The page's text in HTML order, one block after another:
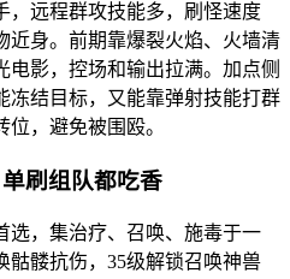
，远程群攻技能多，刷怪速度
近身。前期靠爆裂火焰、火墙清
影，控场和输出拉满。加点侧
冻结目标，又能靠弹射技能打群
，避免被围殴。
刷组队都吃香
选，集治疗、召唤、施毒于一
骷髅抗伤，35级解锁召唤神兽